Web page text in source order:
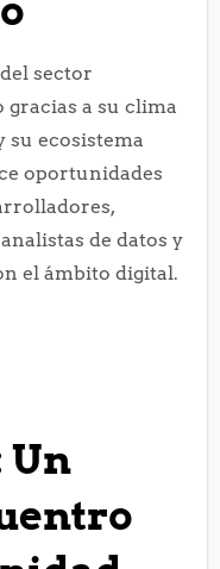
sector
a su clima
su ecosistema
oportunidades
de datos y
el ámbito digital.
Un